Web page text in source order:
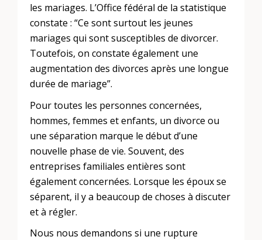
les mariages. L’Office fédéral de la statistique
constate : “Ce sont surtout les jeunes
mariages qui sont susceptibles de divorcer.
Toutefois, on constate également une
augmentation des divorces après une longue
durée de mariage”.
Pour toutes les personnes concernées,
hommes, femmes et enfants, un divorce ou
une séparation marque le début d’une
nouvelle phase de vie. Souvent, des
entreprises familiales entières sont
également concernées. Lorsque les époux se
séparent, il y a beaucoup de choses à discuter
et à régler.
Nous nous demandons si une rupture